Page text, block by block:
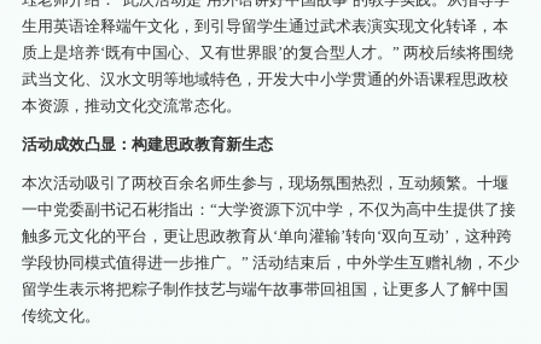
生用英语诠释端午文化，到引导留学生通过武术表演实现文化转译，本
质上是培养‘既有中国心、又有世界眼’的复合型人才。” 两校后续将围绕
武当文化、汉水文明等地域特色，开发大中小学贯通的外语课程思政校
本资源，推动文化交流常态化。
活动成效凸显：构建思政教育新生态
本次活动吸引了两校百余名师生参与，现场氛围热烈，互动频繁。十堰
一中党委副书记石彬指出：“大学资源下沉中学，不仅为高中生提供了接
触多元文化的平台，更让思政教育从‘单向灌输’转向‘双向互动’，这种跨
学段协同模式值得进一步推广。” 活动结束后，中外学生互赠礼物，不少
留学生表示将把粽子制作技艺与端午故事带回祖国，让更多人了解中国
传统文化。